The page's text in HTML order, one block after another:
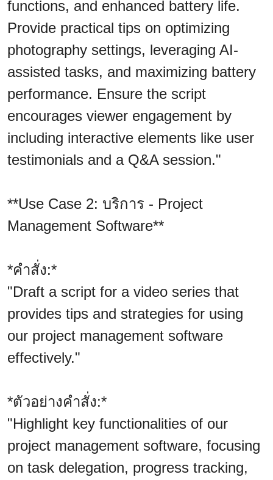
functions, and enhanced battery life.
Provide practical tips on optimizing
photography settings, leveraging AI-
assisted tasks, and maximizing battery
performance. Ensure the script
encourages viewer engagement by
including interactive elements like user
testimonials and a Q&A session."
**Use Case 2: บริการ - Project
Management Software**
*คำสั่ง:*
"Draft a script for a video series that
provides tips and strategies for using
our project management software
effectively."
*ตัวอย่างคำสั่ง:*
"Highlight key functionalities of our
project management software, focusing
on task delegation, progress tracking,